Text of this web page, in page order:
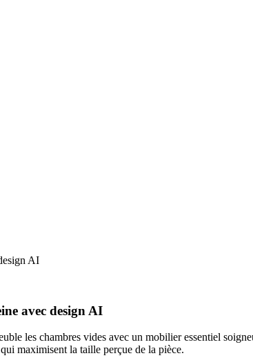
AI
avec design AI
les chambres vides avec un mobilier essentiel
maximisent la taille perçue de la pièce.